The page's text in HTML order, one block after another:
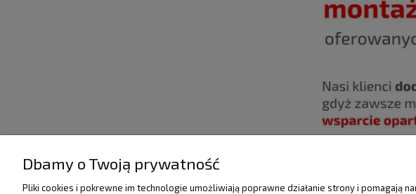
POMOC DOSTAWA I PŁATNOŚCI
Dbamy o Twoją prywatność
Pliki cookies i pokrewne im technologie umożliwiają poprawne działanie strony i